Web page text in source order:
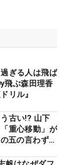
ぎる人は飛ば
ぶ森田理香
リル』
古い!? 山下
重心移動」が
五の言わず振